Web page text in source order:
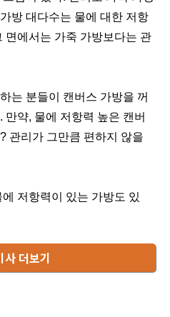
방 대다수는 물에 대한 저항
면에서는 가죽 가방보다는 관
는 분들이 캔버스 가방을 꺼
만약, 물에 저항력 높은 캔버
관리가 그만큼 편하지 않을
저항력이 있는 가방도 있
사 더보기